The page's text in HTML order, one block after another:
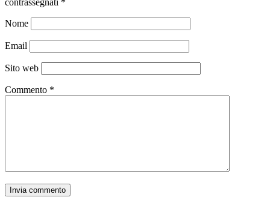
contrassegnati *
Nome
Email
Sito web
Commento *